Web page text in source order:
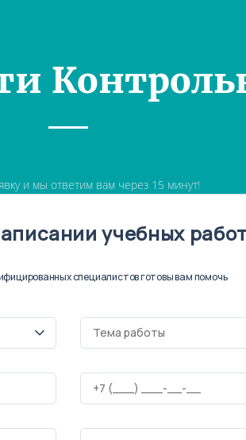
и мы ответим вам через 15 минут!
учебных
специалистов готовы вам помочь